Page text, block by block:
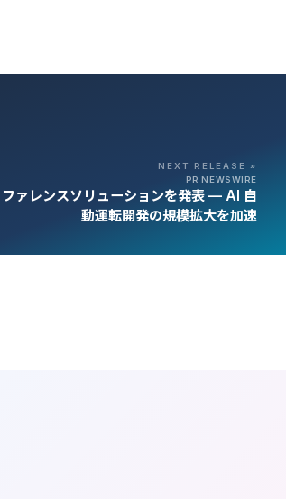
NEXT RELEASE »
PR NEWSWIRE
ァレンスソリューションを発表 — AI 自
動運転開発の規模拡大を加速